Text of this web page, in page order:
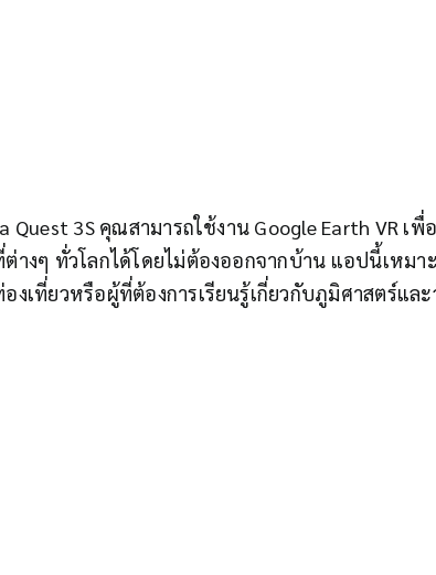
Quest 3S คุณสามารถใช้งาน Google Earth VR เพื่
ต่างๆ ทั่วโลกได้โดยไม่ต้องออกจากบ้าน แอปนี้เหมา
องเที่ยวหรือผู้ที่ต้องการเรียนรู้เกี่ยวกับภูมิศาสตร์แล